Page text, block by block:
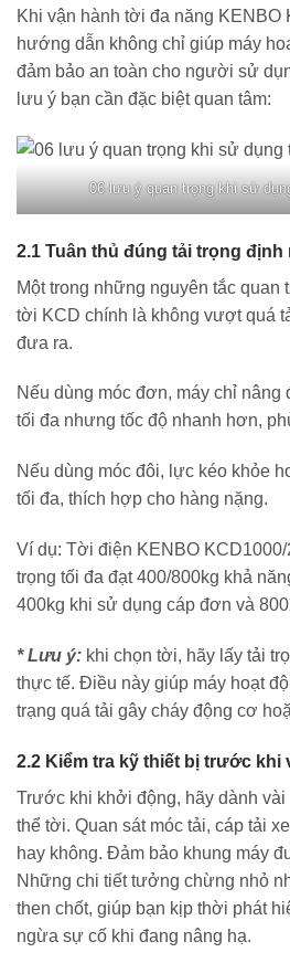
Khi vận hành tời đa năng KENBO
hướng dẫn không chỉ giúp máy
đảm bảo an toàn cho người sử
lưu ý bạn cần đặc biệt quan tâm:
06 lưu ý quan trọng khi sử
2.1 Tuân thủ đúng tải trọng định
Một trong những nguyên tắc quan
tời KCD chính là không vượt quá
đưa ra.
Nếu dùng móc đơn, máy chỉ
tối đa nhưng tốc độ nhanh hơn,
Nếu dùng móc đôi, lực kéo khỏe
tối đa, thích hợp cho hàng nặng.
Ví dụ: Tời điện KENBO
trọng tối đa đạt 400/800kg khả
400kg khi sử dụng cáp đơn và
* Lưu ý: khi chọn tời, hãy lấy tải
thực tế. Điều này giúp máy hoạt
trạng quá tải gây cháy động cơ
2.2 Kiểm tra kỹ thiết bị trước khi
Trước khi khởi động, hãy dành vài
thể tời. Quan sát móc tải, cáp tải
hay không. Đảm bảo khung máy
Những chi tiết tưởng chừng nhỏ
then chốt, giúp bạn kịp thời phát
ngừa sự cố khi đang nâng hạ.